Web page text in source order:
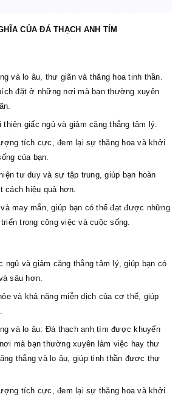
CỦA ĐÁ THẠCH ANH TÍM
và lo âu, thư giãn và thăng hoa tinh thần.
đặt ở những nơi mà bạn thường xuyên
giấc ngủ và giảm căng thẳng tâm lý.
tích cực, đem lại sự thăng hoa và khởi
của bạn.
tư duy và sự tập trung, giúp bạn hoàn
cách hiệu quả hơn.
may mắn, giúp bạn có thể đạt được những
trong công việc và cuộc sống.
ngủ và giảm căng thẳng tâm lý, giúp bạn có
sâu hơn.
và khả năng miễn dịch của cơ thể, giúp
và lo âu: Đá thạch anh tím được khuyến
mà bạn thường xuyên làm việc hay thư
thẳng và lo âu, giúp tinh thần được thư
tích cực, đem lại sự thăng hoa và khởi